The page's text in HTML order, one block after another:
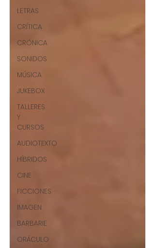
LETRAS
CRÍTICA
CRÓNICA
SONIDOS
MÚSICA
JUKEBOX
TALLERES
Y
CURSOS
AUDIOTEXTO
HÍBRIDOS
CINE
FICCIONES
IMAGEN
BARBARIE
ORÁCULO